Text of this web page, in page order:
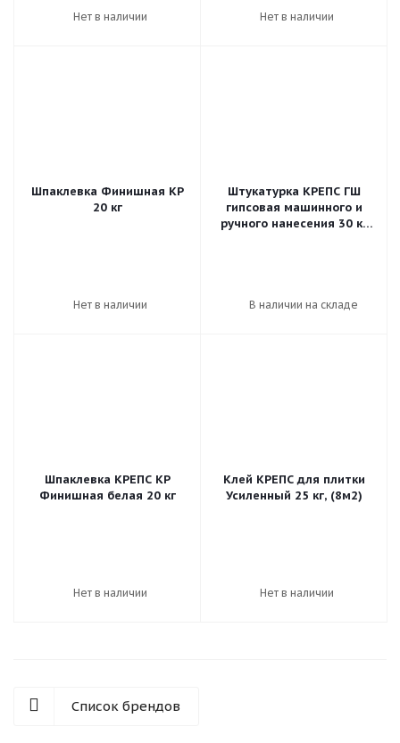
Нет в наличии Нет в наличии
Шпаклевка Финишная КР
20 кг
Нет в наличии
Штукатурка КРЕПС ГШ
гипсовая машинного и
ручного нанесения 30 кг
В наличии на складе
Шпаклевка КРЕПС КР
Финишная белая 20 кг
Нет в наличии
Клей КРЕПС для плитки
Усиленный 25 кг, (8м2)
Нет в наличии
Список брендов